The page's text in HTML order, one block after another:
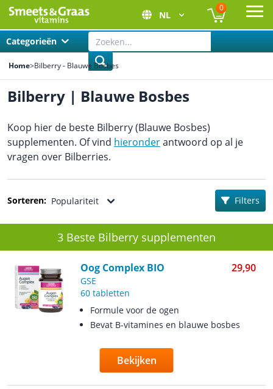
NL
0
Categorieën
Home>Bilberry - Blauwe Bosbes
Bilberry | Blauwe Bosbes
Sorteren: Populariteit Filters
3 Beste Bilberry supplementen
Oog Complex BIO 29,90
GSE
60 tabletten
Formule voor de ogen
Bevat B-vitamines en blauwe bosbes
Bekijken
Koop hier de beste Bilberry (Blauwe Bosbes)
supplementen. Of vind hieronderantwoord op al je
vragen over Bilberries.